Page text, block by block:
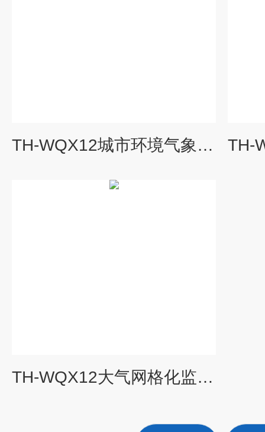
TH-WQX12城市环境气象监测仪
TH-WQX12大气网格化监测传感器